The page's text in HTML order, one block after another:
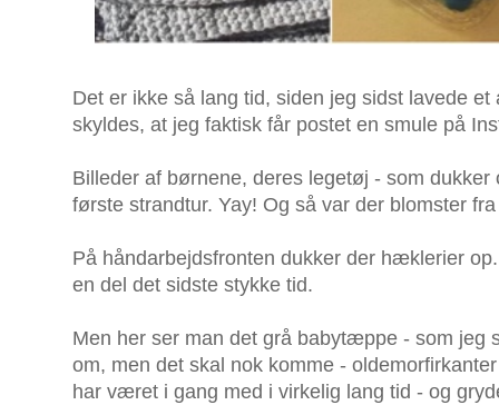
Det er ikke så lang tid, siden jeg sidst lavede
skyldes, at jeg faktisk får postet en smule på
Billeder af børnene, deres legetøj - som
første strandtur. Yay! Og så var der blomster
På håndarbejdsfronten dukker der hæklerier
en del det sidste stykke tid.
Men her ser man det grå babytæppe - som jeg
om, men det skal nok komme -
har været i gang med i virkelig lang tid - og